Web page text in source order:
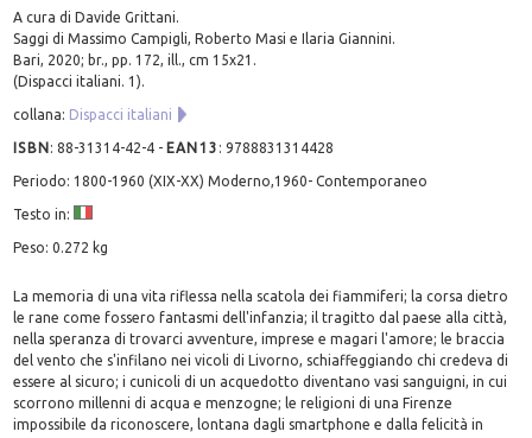
A cura di Davide Grittani.
Saggi di Massimo Campigli, Roberto Masi e Ilaria Giannini.
Bari, 2020; br., pp. 172, ill., cm 15x21.
(Dispacci italiani. 1).
collana: Dispacci italiani
ISBN:88-31314-42-4 - EAN13 :9788831314428
Periodo: 1800-1960 (XIX-XX) Moderno,1960- Contemporaneo
Testo in:
Peso: 0.272 kg
La memoria di una vita riflessa nella scatola dei fiammiferi; la corsa dietro
le rane come fossero fantasmi dell'infanzia; il tragitto dal paese alla città,
nella speranza di trovarci avventure, imprese e magari l'amore; le braccia
del vento che s'infilano nei vicoli di Livorno, schiaffeggiando chi credeva di
essere al sicuro; i cunicoli di un acquedotto diventano vasi sanguigni, in cui
scorrono millenni di acqua e menzogne; le religioni di una Firenze
impossibile da riconoscere, lontana dagli smartphone e dalla felicità in